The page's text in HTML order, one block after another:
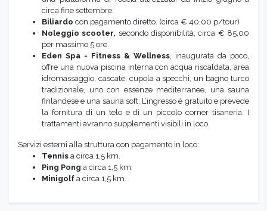
circa fine settembre.
Biliardo con pagamento diretto. (circa € 40,00 p/tour)
Noleggio scooter, secondo disponibilità, circa € 85,00
per massimo 5 ore.
Eden Spa - Fitness & Wellness , inaugurata da poco,
offre una nuova piscina interna con acqua riscaldata, area
idromassaggio, cascate, cupola a specchi, un bagno turco
tradizionale, uno con essenze mediterranee, una sauna
finlandese e una sauna soft. L’ingresso è gratuito e prevede
la fornitura di un telo e di un piccolo corner tisaneria. I
trattamenti avranno supplementi visibili in loco.
Servizi esterni alla struttura con pagamento in loco:
Tennis a circa 1,5 km.
Ping Pong a circa 1,5 km.
Minigolf a circa 1,5 km.